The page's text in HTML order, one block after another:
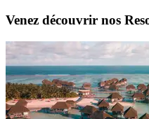
Venez découvrir nos